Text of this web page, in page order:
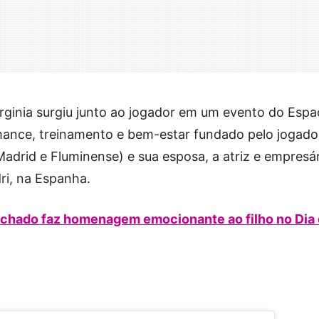
surgiu junto ao jogador em um evento do
treinamento e bem-estar fundado pelo
e Fluminense) e sua esposa, a atriz e
na Espanha.
faz homenagem emocionante ao filho no Dia